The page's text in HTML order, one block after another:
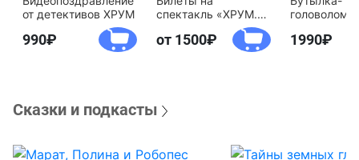
от детективов ХРУМ
990
спектакль «ХРУМ.
Осторожно, Чудо-
Юдо!»
от 1500
агентство
1990
Сказки и подкасты